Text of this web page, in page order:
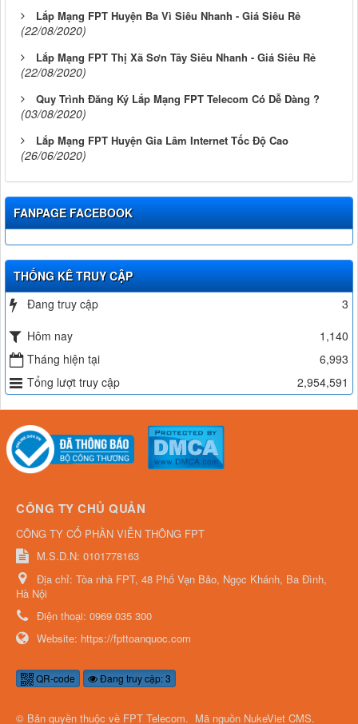
Lắp Mạng FPT Huyện Ba Vì Siêu Nhanh - Giá Siêu Rẻ
(22/08/2020)
Lắp Mạng FPT Thị Xã Sơn Tây Siêu Nhanh - Giá Siêu Rẻ
(22/08/2020)
Quy Trình Đăng Ký Lắp Mạng FPT Telecom Có Dễ Dàng ?
(03/08/2020)
Lắp Mạng FPT Huyện Gia Lâm Internet Tốc Độ Cao
(26/06/2020)
FANPAGE FACEBOOK
THỐNG KÊ TRUY CẬP
Đang truy cập
3
Hôm nay
1,140
Tháng hiện tại
6,993
Tổng lượt truy cập
2,954,591
CÔNG TY CHỦ QUẢN
CÔNG TY CỔ PHẦN VIỄN THÔNG FPT
M.S.D.N: 0101778163
Địa chỉ: Tòa nhà FPT, 48 Phố Vạn Bảo, Ngọc Khánh, Ba Đình,
Hà Nội
Điện thoại: 0969 035 300
Website: https://fpttoanquoc.com
QR-code Đang truy cập: 3
© Bản quyền thuộc về FPT Telecom. Mã nguồn NukeViet CMS.